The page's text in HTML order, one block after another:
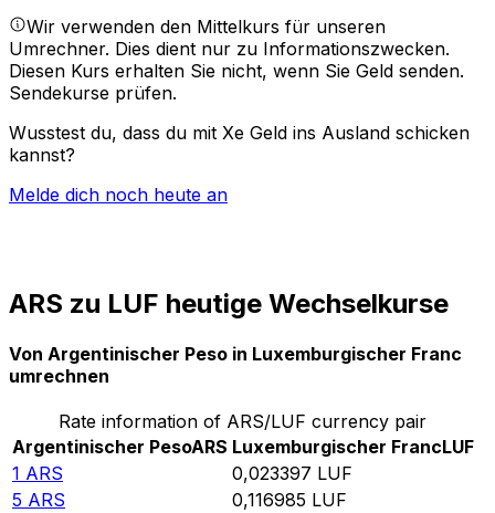
Wir verwenden den Mittelkurs für unseren
Umrechner. Dies dient nur zu Informationszwecken.
Diesen Kurs erhalten Sie nicht, wenn Sie Geld senden.
Sendekurse prüfen.
Wusstest du, dass du mit Xe Geld ins Ausland schicken
kannst?
Melde dich noch heute an
ARS zu LUF heutige Wechselkurse
Von Argentinischer Peso in Luxemburgischer Franc
umrechnen
Rate information of ARS/LUF currency pair
Argentinischer PesoARS Luxemburgischer FrancLUF
1 ARS 0,023397 LUF
5 ARS 0,116985 LUF